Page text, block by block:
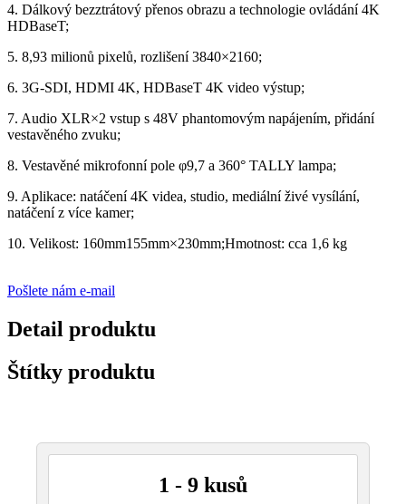
4. Dálkový bezztrátový přenos obrazu a technologie ovládání 4K
HDBaseT;
5. 8,93 milionů pixelů, rozlišení 3840×2160;
6. 3G-SDI, HDMI 4K, HDBaseT 4K video výstup;
7. Audio XLR×2 vstup s 48V phantomovým napájením, přidání
vestavěného zvuku;
8. Vestavěné mikrofonní pole φ9,7 a 360° TALLY lampa;
9. Aplikace: natáčení 4K videa, studio, mediální živé vysílání,
natáčení z více kamer;
10. Velikost: 160mm155mm×230mm;Hmotnost: cca 1,6 kg
Pošlete nám e-mail
Detail produktu
Štítky produktu
1 - 9 kusů